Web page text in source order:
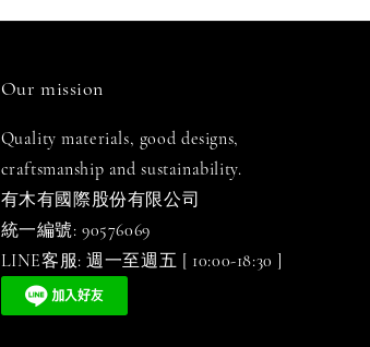
Our mission
Quality materials, good designs,
craftsmanship and sustainability.
有木有國際股份有限公司
統一編號: 90576069
LINE客服: 週一至週五 [ 10:00-18:30 ]